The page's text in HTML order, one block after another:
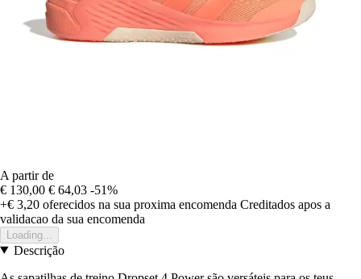
A partir de
€ 130,00 € 64,03 -51%
+€ 3,20 oferecidos na sua proxima encomenda Creditados apos a
validacao da sua encomenda
Loading...
Descrição